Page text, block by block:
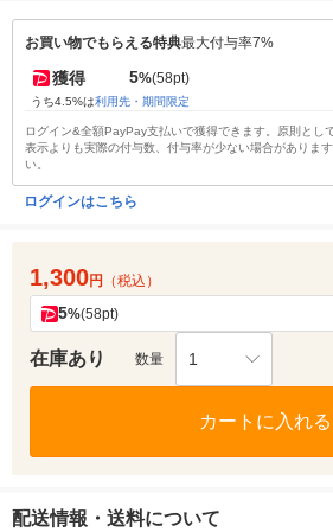
お買い物でもらえる特典最大付与率7%
獲得 5%(58pt)
うち4.5%は利用先・期間限定
ログイン&全額PayPay支払いで獲得できます。原則とし
表示よりも実際の付与数、付与率が少ない場合がありま
い。
ログインはこちら
1,300円 （税込）
5%(58pt)
在庫あり 数量 1
カートに入れる
配送情報・送料について